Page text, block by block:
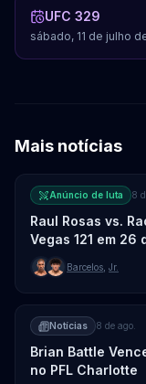
UFC 329
sábado, 11 de julho
Mais notícias
Anúncio de luta 8
Raul Rosas vs.
Vegas 121 em 26
Barcelos Jr.
Notícias 8 de ago.
Brian Battle
no PFL Charlotte